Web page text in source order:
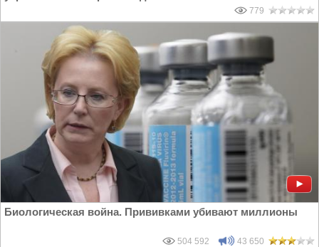
779
Биологическая война. Прививками убивают миллионы
504 592 43 650